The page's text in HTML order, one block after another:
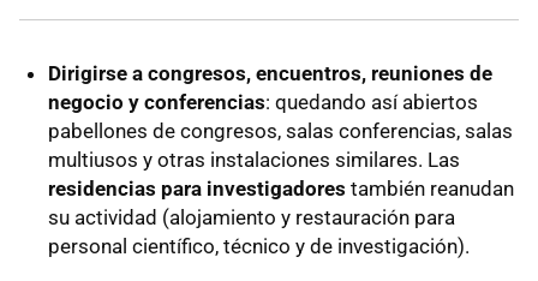
Dirigirse a congresos, encuentros, reuniones de
negocio y conferencias: quedando así abiertos
pabellones de congresos, salas conferencias, salas
multiusos y otras instalaciones similares. Las
residencias para investigadores también reanudan
su actividad (alojamiento y restauración para
personal científico, técnico y de investigación).